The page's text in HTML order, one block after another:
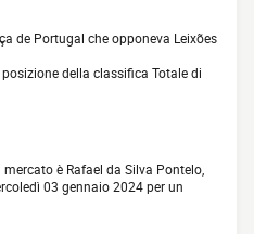
de Portugal che opponeva Leixões
della classifica Totale di
è Rafael da Silva Pontelo,
03 gennaio 2024 per un